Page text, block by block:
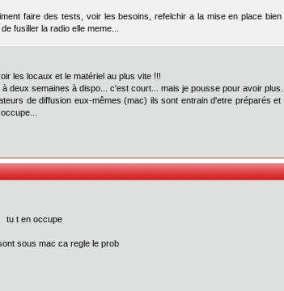
faire des tests, voir les besoins, refelchir a la mise en place
fusiller la radio elle meme...
les locaux et le matériel au plus vite !!!
deux semaines à dispo... c'est court... mais je pousse pour avoir plus...
de diffusion eux-mêmes (mac) ils sont entrain d'etre préparés
tu t en occupe
sous mac ca regle le prob